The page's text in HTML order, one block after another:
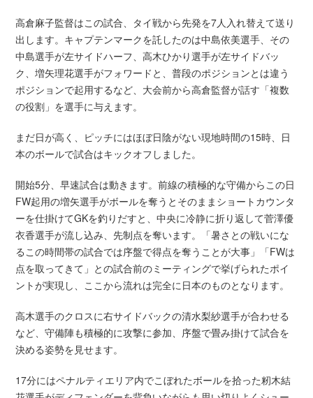
高倉麻子監督はこの試合、タイ戦から先発を7人入れ替えて送り
出します。キャプテンマークを託したのは中島依美選手、その
中島選手が左サイドハーフ、高木ひかり選手が左サイドバッ
ク、増矢理花選手がフォワードと、普段のポジションとは違う
ポジションで起用するなど、大会前から高倉監督が話す「複数
の役割」を選手に与えます。
まだ日が高く、ピッチにはほぼ日陰がない現地時間の15時、日
本のボールで試合はキックオフしました。
開始5分、早速試合は動きます。前線の積極的な守備からこの日
FW起用の増矢選手がボールを奪うとそのままショートカウンタ
ーを仕掛けてGKを釣りだすと、中央に冷静に折り返して菅澤優
衣香選手が流し込み、先制点を奪います。「暑さとの戦いにな
るこの時間帯の試合では序盤で得点を奪うことが大事」「FWは
点を取ってきて」との試合前のミーティングで挙げられたポイ
ントが実現し、ここから流れは完全に日本のものとなります。
高木選手のクロスに右サイドバックの清水梨紗選手が合わせる
など、守備陣も積極的に攻撃に参加、序盤で畳み掛けて試合を
決める姿勢を見せます。
17分にはペナルティエリア内でこぼれたボールを拾った籾木結